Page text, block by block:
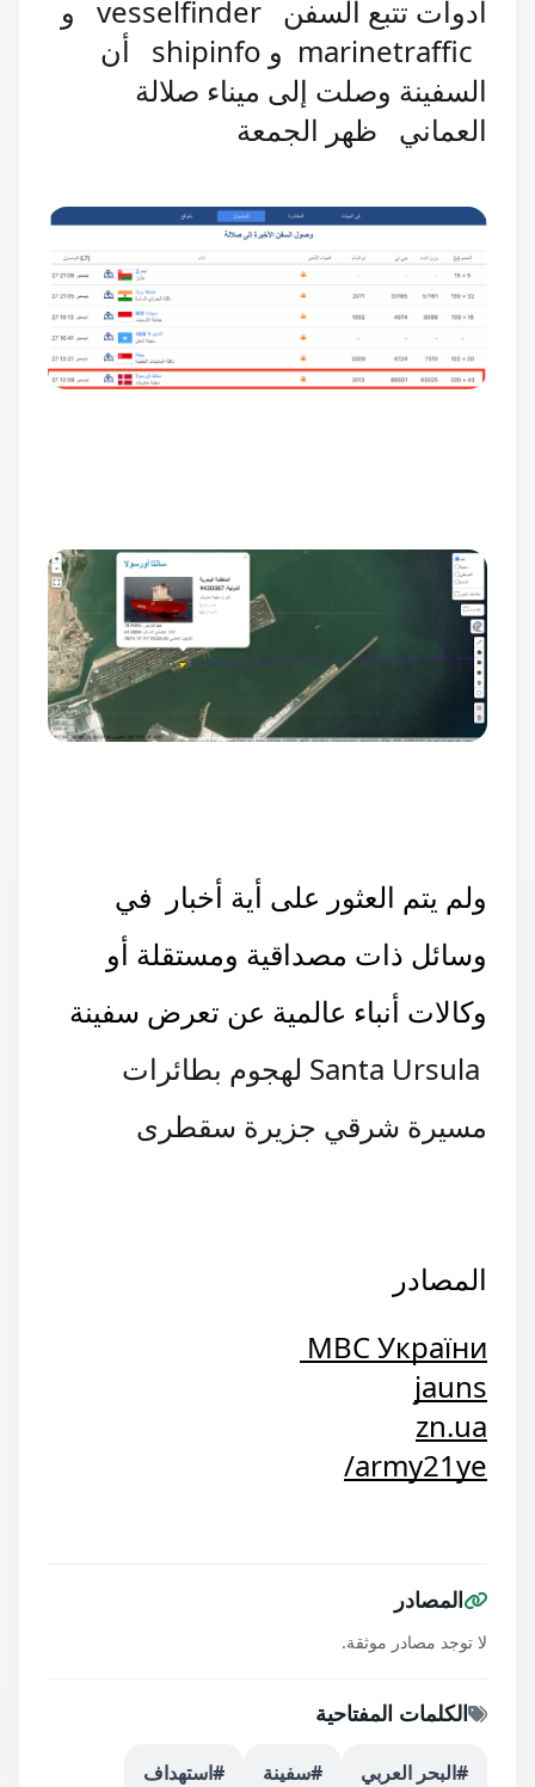
أدوات تتبع السفن vesselfinder و
marinetraffic و shipinfo أن
السفينة وصلت إلى ميناء صلالة
العماني ظهر الجمعة
ولم يتم العثور على أية أخبار في
وسائل ذات مصداقية ومستقلة أو
وكالات أنباء عالمية عن تعرض سفينة
Santa Ursula لهجوم بطائرات
مسيرة شرقي جزيرة سقطرى
المصادر
МВС України
jauns
zn.ua
army21ye/
المصادر
لا توجد مصادر موثقة.
الكلمات المفتاحية
#البحر العربي #سفينة #استهداف